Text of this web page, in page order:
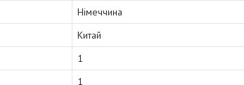
Німеччина
Китай
1
1